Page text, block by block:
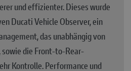
und effizienter. Dieses wurde
Ducati Vehicle Observer, ein
das unabhängig von
die Front-to-Rear-
Kontrolle. Performance und